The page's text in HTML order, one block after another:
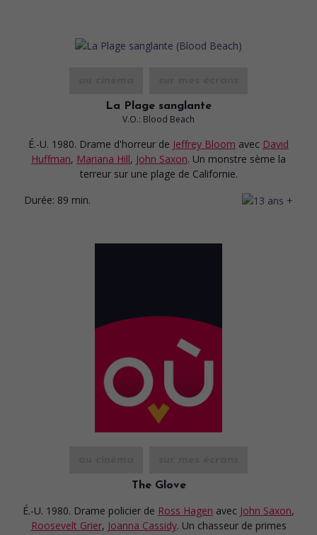
La Plage sanglante
V.O.: Blood Beach
É.-U. 1980. Drame d'horreur de Jeffrey Bloom avec David
Huffman, Mariana Hill, John Saxon. Un monstre sème la
terreur sur une plage de Californie.
Durée: 89 min.
The Glove
É.-U. 1980. Drame policier de Ross Hagen avec John Saxon,
Roosevelt Grier, Joanna Cassidy. Un chasseur de primes